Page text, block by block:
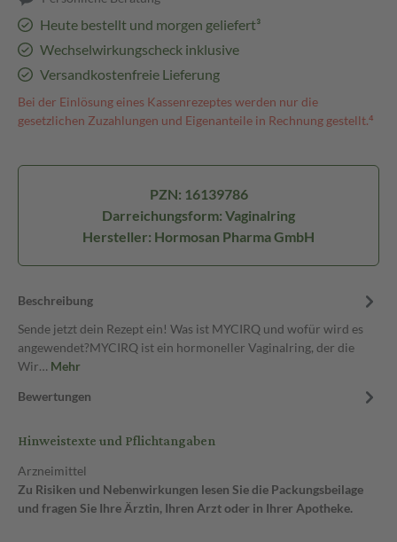
Heute bestellt und morgen geliefert³
Wechselwirkungscheck inklusive
Versandkostenfreie Lieferung
Bei der Einlösung eines Kassenrezeptes werden nur die
gesetzlichen Zuzahlungen und Eigenanteile in Rechnung gestellt.⁴
PZN: 16139786
Darreichungsform: Vaginalring
Hersteller: Hormosan Pharma GmbH
Beschreibung
Sende jetzt dein Rezept ein! Was ist MYCIRQ und wofür wird es
angewendet?MYCIRQ ist ein hormoneller Vaginalring, der die
Wir… Mehr
Bewertungen
Hinweistexte und Pflichtangaben
Arzneimittel
Zu Risiken und Nebenwirkungen lesen Sie die Packungsbeilage
und fragen Sie Ihre Ärztin, Ihren Arzt oder in Ihrer Apotheke.